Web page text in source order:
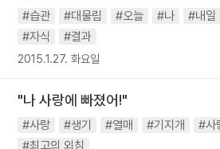
#습관 #대물림 #오늘 #나 #내일
#자식
#결과
2015.1.27. 화요일
"나 사랑에 빠졌어!"
#사랑 #생기 #열매 #기지개
#사
#최고의 외침